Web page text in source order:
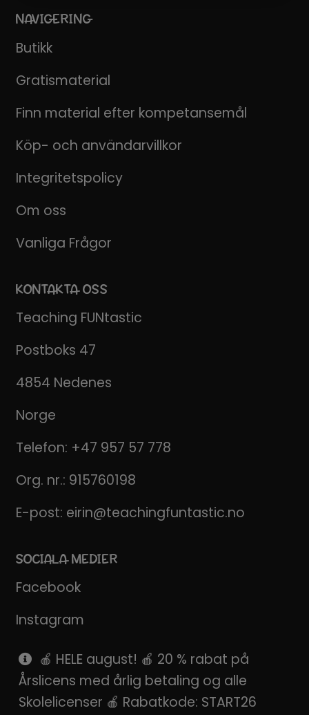
NAVIGERING
Butikk
Gratismaterial
Finn material efter kompetansemål
Köp- och användarvillkor
Integritetspolicy
Om oss
Vanliga Frågor
KONTAKTA OSS
Teaching FUNtastic
Postboks 47
4854 Nedenes
Norge
Telefon: +47 957 57 778
Org. nr.: 915760198
E-post: eirin@teachingfuntastic.no
SOCIALA MEDIER
Facebook
Instagram
Pinterest
SnapChat
🍎 HELE august! 🍎 20 % rabat på
Årslicens med årlig betaling og alle
Skolelicenser 🍎 Rabatkode: START26